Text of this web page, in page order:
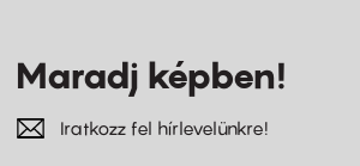
Maradj képben!
Iratkozz fel hírlevelünkre!